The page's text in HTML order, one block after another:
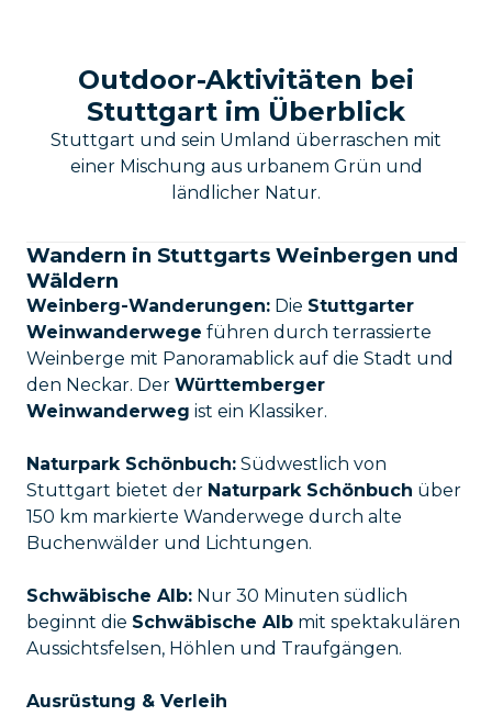
Outdoor-Aktivitäten bei
Stuttgart im Überblick
Stuttgart und sein Umland überraschen mit
einer Mischung aus urbanem Grün und
ländlicher Natur.
Wandern in Stuttgarts Weinbergen und
Wäldern
Weinberg-Wanderungen: Die Stuttgarter
Weinwanderwege führen durch terrassierte
Weinberge mit Panoramablick auf die Stadt und
den Neckar. Der Württemberger
Weinwanderweg ist ein Klassiker.
Naturpark Schönbuch: Südwestlich von
Stuttgart bietet der Naturpark Schönbuch über
150 km markierte Wanderwege durch alte
Buchenwälder und Lichtungen.
Schwäbische Alb: Nur 30 Minuten südlich
beginnt die Schwäbische Alb mit spektakulären
Aussichtsfelsen, Höhlen und Traufgängen.
Ausrüstung & Verleih